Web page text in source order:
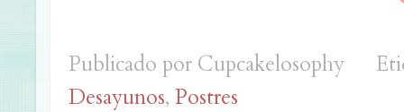
Publicado por Cupcakelosophy
Desayunos, Postres